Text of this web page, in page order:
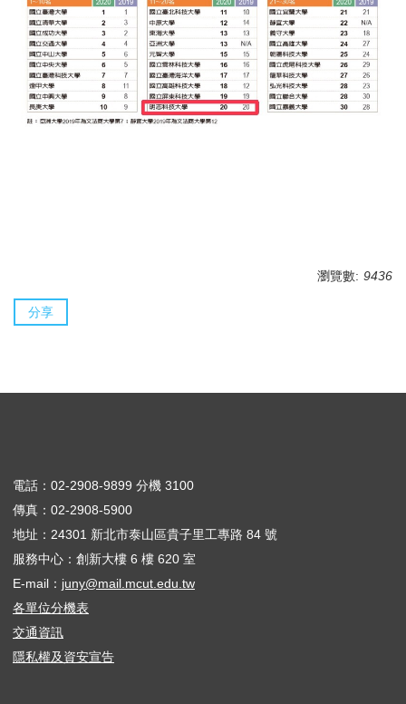
瀏覽數: 9436
分享
電話：02-2908-9899 分機 3100
傳真：02-2908-5900
地址：24301 新北市泰山區貴子里工專路 84 號
服務中心：創新大樓 6 樓 620 室
E-mail： juny@mail.mcut.edu.tw
各單位分機表
交通資訊
隱私權及資安宣告